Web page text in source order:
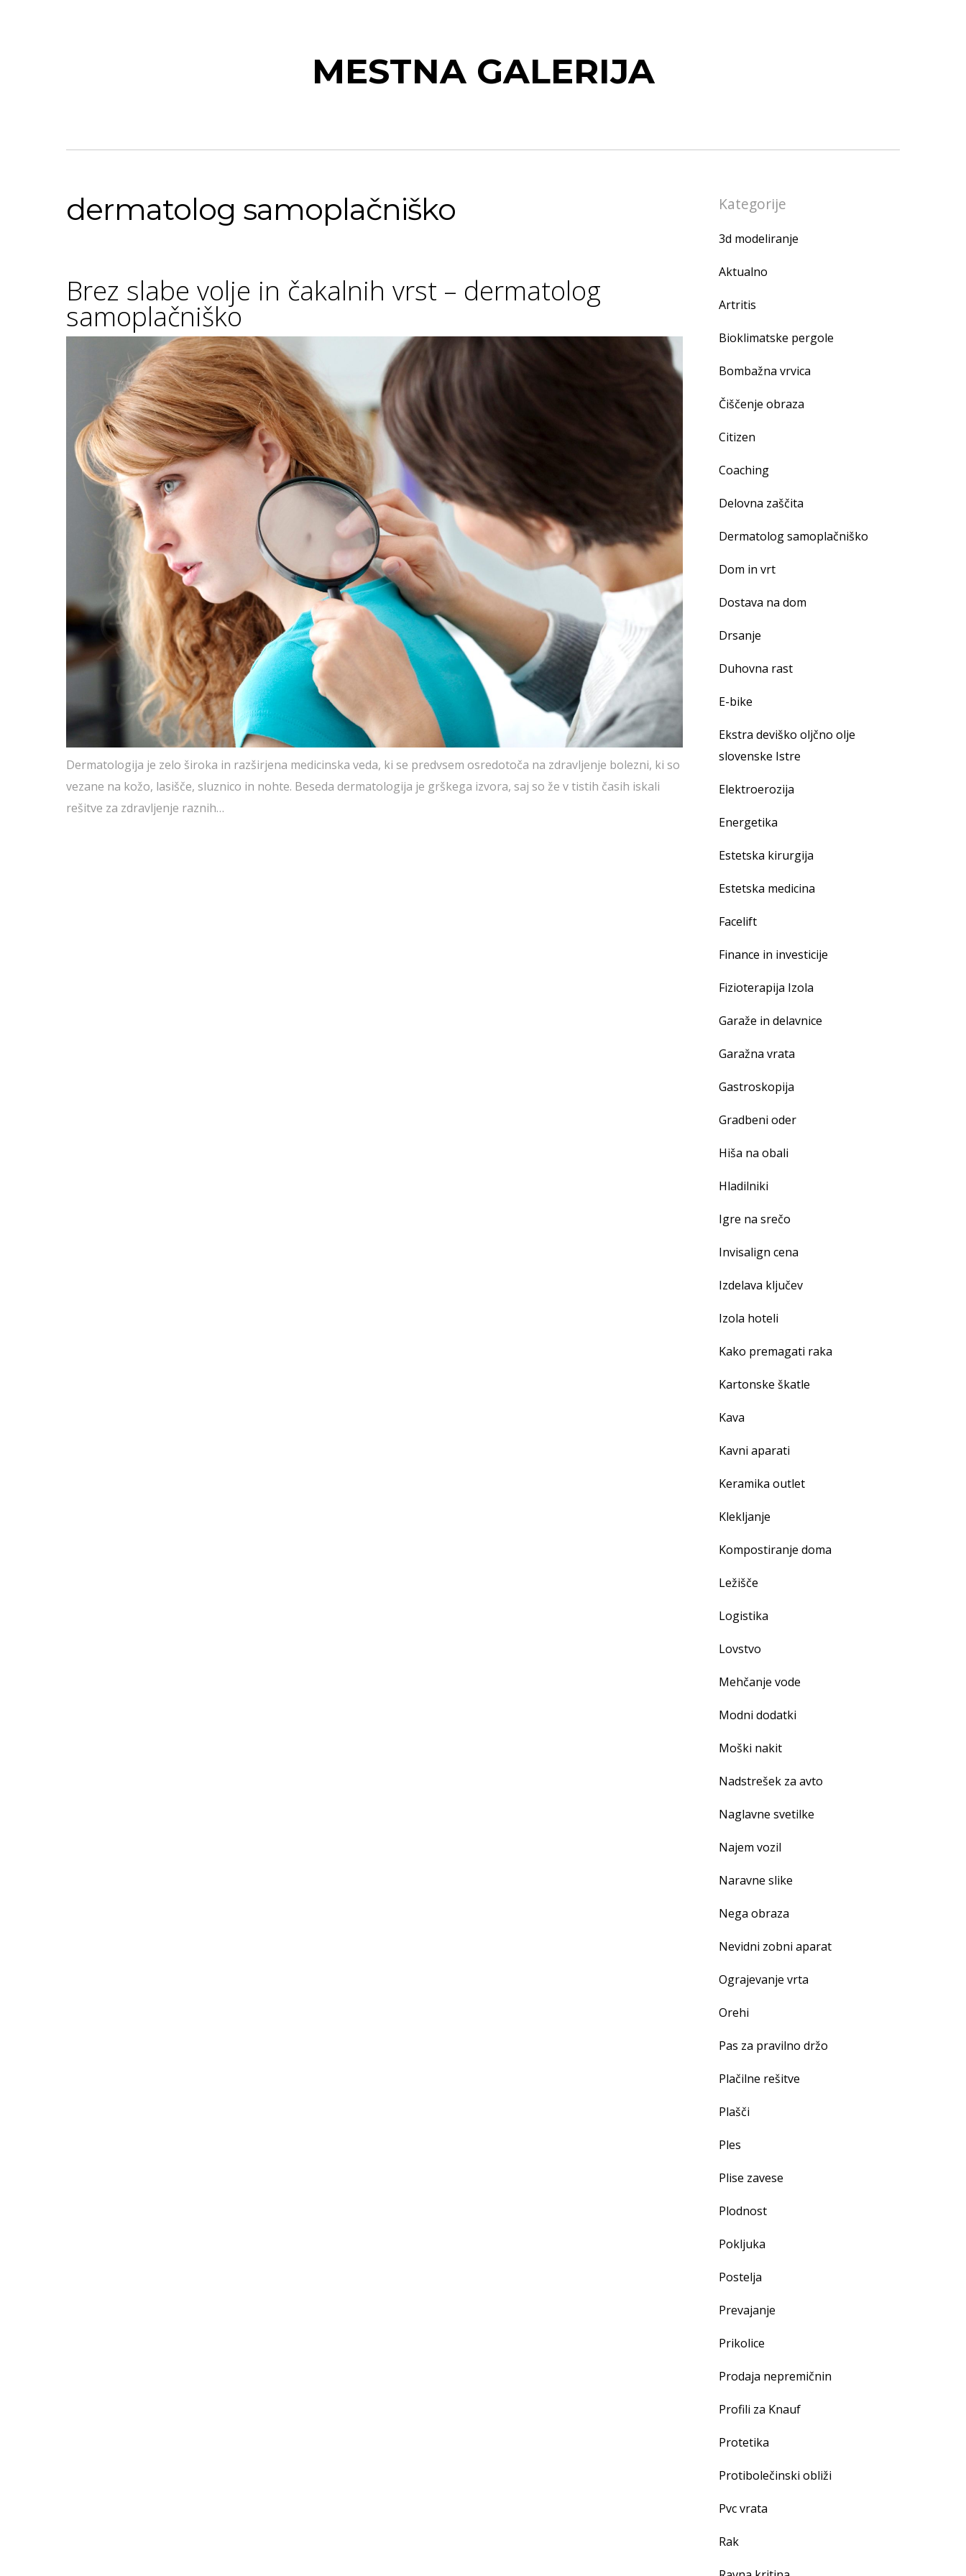
MESTNA GALERIJA
dermatolog samoplačniško
Brez slabe volje in čakalnih vrst – dermatolog
samoplačniško
Dermatologija je zelo široka in razširjena medicinska veda, ki se predvsem osredotoča na zdravljenje bolezni, ki so
vezane na kožo, lasišče, sluznico in nohte. Beseda dermatologija je grškega izvora, saj so že v tistih časih iskali
rešitve za zdravljenje raznih…
Kategorije
3d modeliranje
Aktualno
Artritis
Bioklimatske pergole
Bombažna vrvica
Čiščenje obraza
Citizen
Coaching
Delovna zaščita
Dermatolog samoplačniško
Dom in vrt
Dostava na dom
Drsanje
Duhovna rast
E-bike
Ekstra deviško oljčno olje
slovenske Istre
Elektroerozija
Energetika
Estetska kirurgija
Estetska medicina
Facelift
Finance in investicije
Fizioterapija Izola
Garaže in delavnice
Garažna vrata
Gastroskopija
Gradbeni oder
Hiša na obali
Hladilniki
Igre na srečo
Invisalign cena
Izdelava ključev
Izola hoteli
Kako premagati raka
Kartonske škatle
Kava
Kavni aparati
Keramika outlet
Klekljanje
Kompostiranje doma
Ležišče
Logistika
Lovstvo
Mehčanje vode
Modni dodatki
Moški nakit
Nadstrešek za avto
Naglavne svetilke
Najem vozil
Naravne slike
Nega obraza
Nevidni zobni aparat
Ograjevanje vrta
Orehi
Pas za pravilno držo
Plačilne rešitve
Plašči
Ples
Plise zavese
Plodnost
Pokljuka
Postelja
Prevajanje
Prikolice
Prodaja nepremičnin
Profili za Knauf
Protetika
Protibolečinski obliži
Pvc vrata
Rak